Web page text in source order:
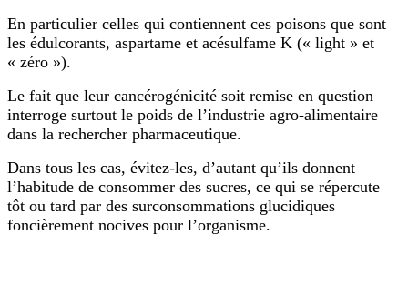
En particulier celles qui contiennent ces poisons que sont
les édulcorants, aspartame et acésulfame K (« light » et
« zéro »).
Le fait que leur cancérogénicité soit remise en question
interroge surtout le poids de l’industrie agro-alimentaire
dans la rechercher pharmaceutique.
Dans tous les cas, évitez-les, d’autant qu’ils donnent
l’habitude de consommer des sucres, ce qui se répercute
tôt ou tard par des surconsommations glucidiques
foncièrement nocives pour l’organisme.